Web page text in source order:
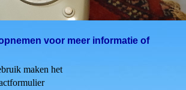
voor meer informatie of
maken het